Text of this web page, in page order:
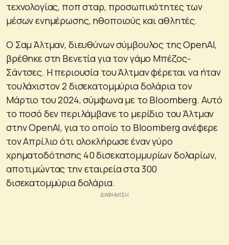
τεχνολογίας, ποπ σταρ, προσωπικότητες των
μέσων ενημέρωσης, ηθοποιούς και αθλητές.
Ο Σαμ Άλτμαν, διευθύνων σύμβουλος της OpenAI,
βρέθηκε στη Βενετία για τον γάμο Μπέζος-
Σάντσες. Η περιουσία του Άλτμαν φέρεται να ήταν
τουλάχιστον 2 δισεκατομμύρια δολάρια τον
Μάρτιο του 2024, σύμφωνα με το Bloomberg. Αυτό
το ποσό δεν περιλάμβανε το μερίδιο του Άλτμαν
στην OpenAI, για το οποίο το Bloomberg ανέφερε
τον Απρίλιο ότι ολοκλήρωσε έναν γύρο
χρηματοδότησης 40 δισεκατομμυρίων δολαρίων,
αποτιμώντας την εταιρεία στα 300
δισεκατομμύρια δολάρια.